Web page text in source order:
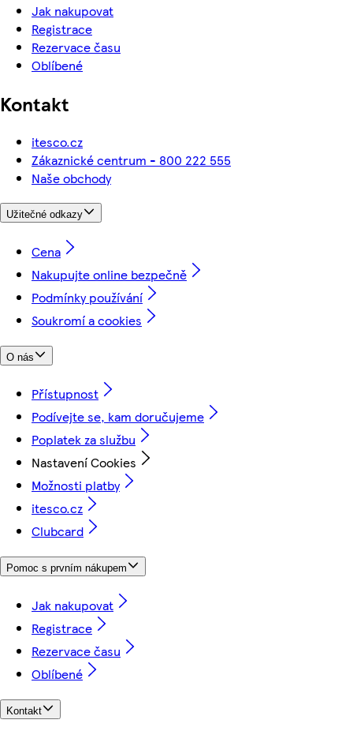
Jak nakupovat
Registrace
Rezervace času
Oblíbené
Kontakt
itesco.cz
Zákaznické centrum - 800 222 555
Naše obchody
Užitečné odkazy
Cena
Nakupujte online bezpečně
Podmínky používání
Soukromí a cookies
O nás
Přístupnost
Podívejte se, kam doručujeme
Poplatek za službu
Nastavení Cookies
Možnosti platby
itesco.cz
Clubcard
Pomoc s prvním nákupem
Jak nakupovat
Registrace
Rezervace času
Oblíbené
Kontakt